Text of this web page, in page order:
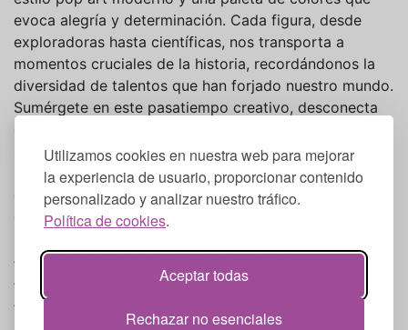
Utilizamos cookies en nuestra web para mejorar
la experiencia de usuario, proporcionar contenido
personalizado y analizar nuestro tráfico.
Política de cookies.
Aceptar todas
Rechazar no esenciales
evoca alegría y determinación. Cada figura, desde
exploradoras hasta científicas, nos transporta a
momentos cruciales de la historia, recordándonos la
diversidad de talentos que han forjado nuestro mundo.
Sumérgete en este pasatiempo creativo, desconecta
del estrés diario y experimenta la profunda
satisfacción de unir cada pieza. Descubre la magia de
marcas como Ravensburger y Educa en nuestra tienda
de puzles online. Empieza hoy tu reto personal y
colecciona momentos de paz y orgullo.
#puzle #relax #pasatiempos #bienestar
#tiendadepuzlesonline #coleccionismo #desconexion
#PuzzleMania #Puzles